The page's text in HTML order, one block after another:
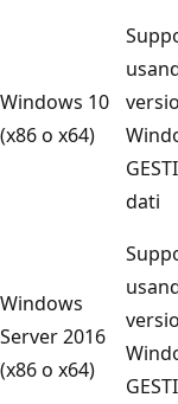
Windows 10
(x86 o x64)
dati
Windows
Server 2016
(x86 o x64)